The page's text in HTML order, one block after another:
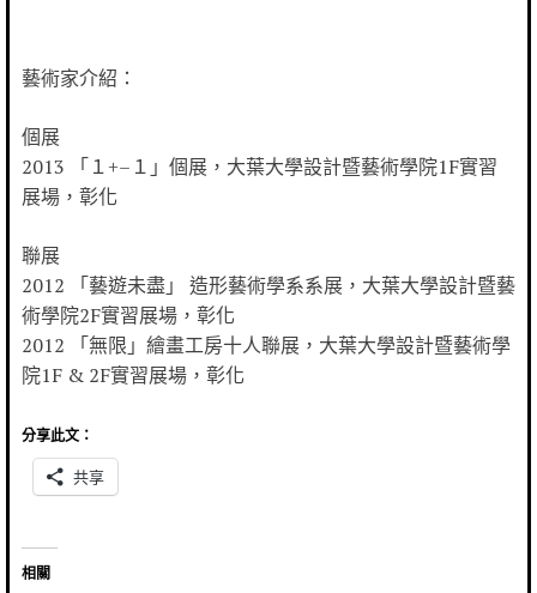
藝術家介紹：
個展
2013 「１+–１」個展，大葉大學設計暨藝術學院1F實習
展場，彰化
聯展
2012 「藝遊未盡」 造形藝術學系系展，大葉大學設計暨藝
術學院2F實習展場，彰化
2012 「無限」繪畫工房十人聯展，大葉大學設計暨藝術學
院1F & 2F實習展場，彰化
分享此文：
共享
相關